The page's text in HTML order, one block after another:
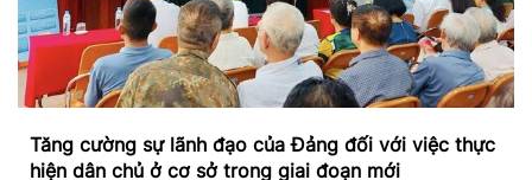
Tăng cường sự lãnh đạo của Đảng đối với việc thực
hiện dân chủ ở cơ sở trong giai đoạn mới